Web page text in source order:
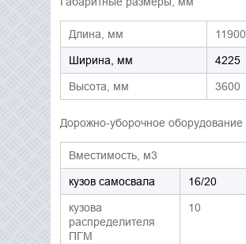
Длина, мм 11900
Ширина, мм 4225
Высота, мм 3600
Дорожно-уборочное оборудование
Вместимость, м3
кузов самосвала 16/20
кузова
распределителя
ПГМ
10